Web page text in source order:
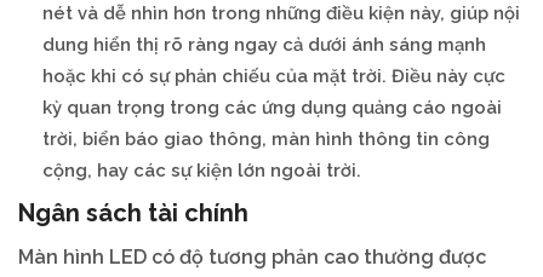
nét và dễ nhìn hơn trong những điều kiện này, giúp nội
dung hiển thị rõ ràng ngay cả dưới ánh sáng mạnh
hoặc khi có sự phản chiếu của mặt trời. Điều này cực
kỳ quan trọng trong các ứng dụng quảng cáo ngoài
trời, biển báo giao thông, màn hình thông tin công
cộng, hay các sự kiện lớn ngoài trời.
Ngân sách tài chính
Màn hình LED có độ tương phản cao thường được